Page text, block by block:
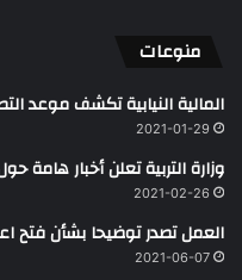
منوعات
المالية النيابية تكشف موعد
2021-01-29
وزارة التربية تعلن أخبار هامة
2021-02-26
العمل تصدر توضيحا بشأن فتح
2021-06-07